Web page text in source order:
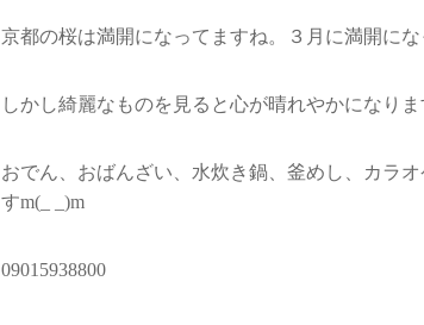
京都の桜は満開になってますね。３月に満開に
しかし綺麗なものを見ると心が晴れやかになり
おでん、おばんざい、水炊き鍋、釜めし、カラ
すm(_ _)m
09015938800